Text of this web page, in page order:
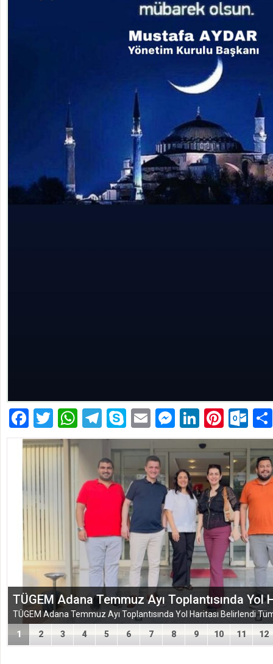
Facebook
TwitterWhatsApp
Telegram
SkypeEmailMessenger
LinkedIn
EĞİTİM-BİR-SEN ADANA ŞUBESİ’NDEN
VEFA VE DAYANIŞMA ÇIKARMASI
1 2 3 4 5 6 7 8 9 10 11 12